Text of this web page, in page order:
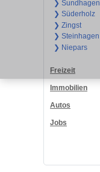
❯ Sundhagen
❯ Süderholz
❯ Zingst
❯ Steinhagen
❯ Niepars
Freizeit
Immobilien
Autos
Jobs